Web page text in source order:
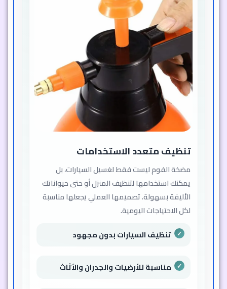
تنظيف متعدد الاستخدامات
مضخة الفوم ليست فقط لغسيل السيارات، بل
يمكنك استخدامها لتنظيف المنزل أو حتى حيواناتك
الأليفة بسهولة. تصميمها العملي يجعلها مناسبة
لكل الاحتياجات اليومية.
تنظيف السيارات بدون مجهود
مناسبة للأرضيات والجدران والأثاث